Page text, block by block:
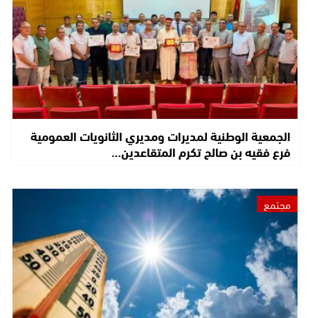
الجمعية الوطنية لمديرات ومديري الثانويات العمومية
فرع فقيه بن صالح تكرم المتقاعدين…
مجتمع